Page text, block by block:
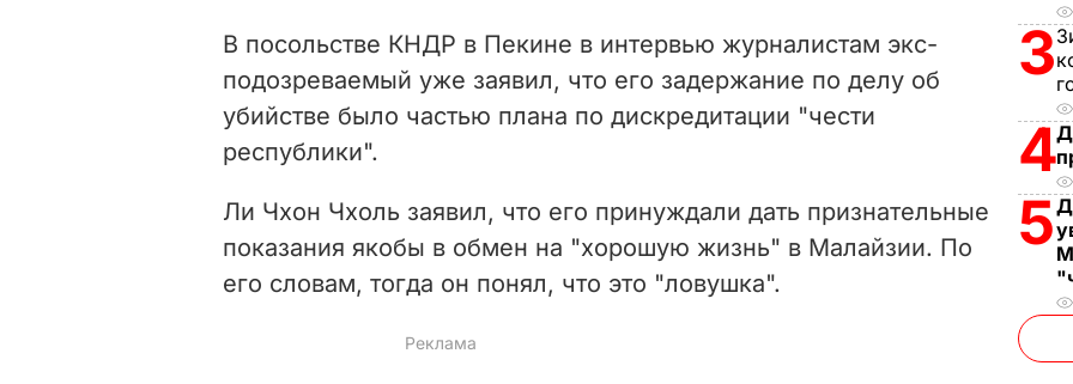
o
В посольстве КНДР в Пекине в интервью журналистам экс-
подозреваемый уже заявил, что его задержание по делу об
убийстве было частью плана по дискредитации "чести
республики".
Ли Чхон Чхоль заявил, что его принуждали дать признательные
показания якобы в обмен на "хорошую жизнь" в Малайзии. По
его словам, тогда он понял, что это "ловушка".
3
4
5